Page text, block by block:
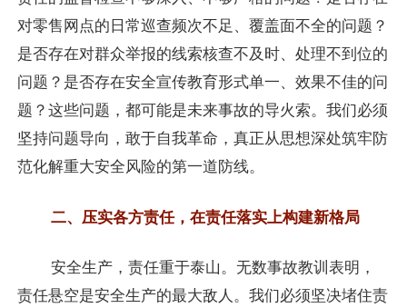
对零售网点的日常巡查频次不足、覆盖面不全的问题？
是否存在对群众举报的线索核查不及时、处理不到位的
问题？是否存在安全宣传教育形式单一、效果不佳的问
题？这些问题，都可能是未来事故的导火索。我们必须
坚持问题导向，敢于自我革命，真正从思想深处筑牢防
范化解重大安全风险的第一道防线。
二、压实各方责任，在责任落实上构建新格局
安全生产，责任重于泰山。无数事故教训表明，
责任悬空是安全生产的最大敌人。我们必须坚决堵住责